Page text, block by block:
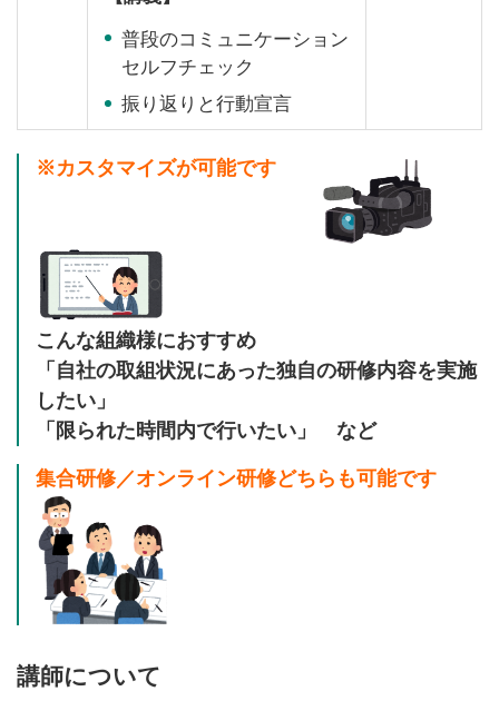
普段のコミュニケーション
セルフチェック
振り返りと行動宣言
※カスタマイズが可能です
こんな組織様におすすめ
「自社の取組状況にあった独自の研修内容を実施
したい」
「限られた時間内で行いたい」 など
集合研修／オンライン研修どちらも可能です
講師について